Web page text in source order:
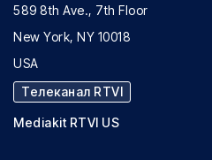
589 8th Ave., 7th Floor
New York, NY 10018
USA
Телеканал RTVI
Mediakit RTVI US